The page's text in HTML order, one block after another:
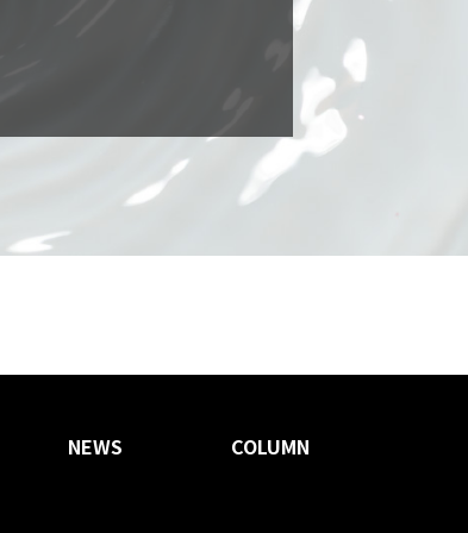
NEWS COLUMN